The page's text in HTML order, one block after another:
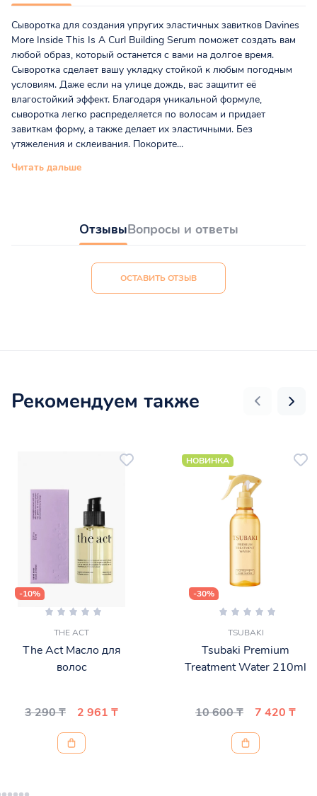
Сыворотка для создания упругих эластичных завитков Davines
More Inside This Is A Curl Building Serum поможет создать вам
любой образ, который останется с вами на долгое время.
Сыворотка сделает вашу укладку стойкой к любым погодным
условиям. Даже если на улице дождь, вас защитит её
влагостойкий эффект. Благодаря уникальной формуле,
сыворотка легко распределяется по волосам и придает
завиткам форму, а также делает их эластичными. Без
утяжеления и склеивания. Покорите...
Читать дальше
ОтзывыВопросы и ответы
ОСТАВИТЬ ОТЗЫВ
Рекомендуем также
-10%
THE ACT
The Act Масло для
волос
3 290 ₸ 2 961 ₸
НОВИНКА
-30%
TSUBAKI
Tsubaki Premium
Treatment Water 210ml
10 600 ₸ 7 420 ₸